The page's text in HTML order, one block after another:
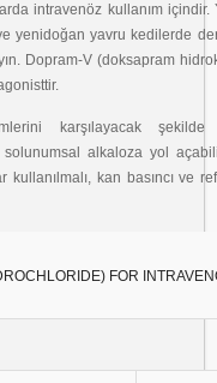
intravenöz kullanım içindir.
yenidoğan yavru kedilerde
Dopram-V (doksapram
karşılayacak şekilde
alkaloza yol
kullanılmalı, kan basıncı ve
FOR